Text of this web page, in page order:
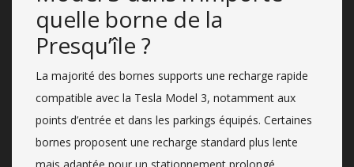
quelle borne de la
Presqu’île ?
La majorité des bornes supports une recharge rapide
compatible avec la Tesla Model 3, notamment aux
points d’entrée et dans les parkings équipés. Certaines
bornes proposent une recharge standard plus lente
mais adaptée pour un stationnement prolongé.